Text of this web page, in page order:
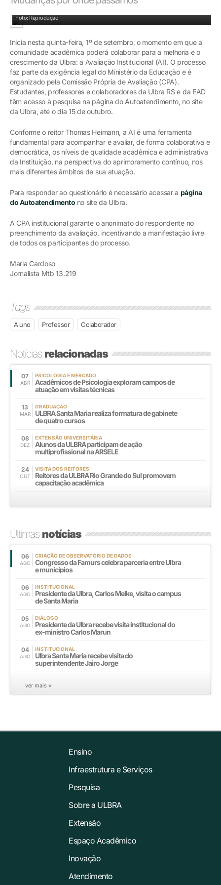
Foto: Reprodução
Inicia nesta quinta-feira, 1º de setembro, o momento em que a
comunidade acadêmica poderá colaborar para a melhoria e o
crescimento da Ulbra: a Avaliação Institucional (AI). O processo
faz parte da exigência legal do Ministério da Educação e é
organizado pela Comissão Própria de Avaliação (CPA).
Estudantes, professores e colaboradores da Ulbra RS e da EAD
têm acesso à pesquisa na página do Autoatendimento, no site
da Ulbra, até o dia 15 de outubro.
Conforme o reitor Thomas Heimann, a AI é uma ferramenta
fundamental para acompanhar e avaliar, de forma colaborativa e
democrática, os níveis de qualidade acadêmica e administrativa
da Instituição, na perspectiva do aprimoramento contínuo, nos
mais diferentes âmbitos de sua atuação.
Para responder ao questionário é necessário acessar a página
do Autoatendimento no site da Ulbra.
A CPA institucional garante o anonimato do respondente no
preenchimento da avaliação, incentivando a manifestação livre
de todos os participantes do processo.
Marla Cardoso
Jornalista Mtb 13.219
Tags
Aluno Professor Colaborador
Notíciasrelacionadas
07
ABR
PSICOLOGIA E MERCADO
Acadêmicos de Psicologia exploram campos de
atuação em visitas técnicas
13
MAR
GRADUAÇÃO
ULBRA Santa Maria realiza formatura de gabinete
de quatro cursos
08
DEZ
EXTENSÃO UNIVERSITÁRIA
Alunos da ULBRA participam de ação
multiprofissional na ARSELE
24
OUT
VISITA DOS REITORES
Reitores da ULBRA Rio Grande do Sul promovem
capacitação acadêmica
Últimasnotícias
06
AGO
CRIAÇÃO DE OBSERVATÓRIO DE DADOS
Congresso da Famurs celebra parceria entre Ulbra
e municípios
06
AGO
INSTITUCIONAL
Presidente da Ulbra, Carlos Melke, visita o campus
de Santa Maria
05
AGO
DIÁLOGO
Presidente da Ulbra recebe visita institucional do
ex-ministro Carlos Marun
04
AGO
INSTITUCIONAL
Ulbra Santa Maria recebe visita do
superintendente Jairo Jorge
ver mais »
Ensino
Infraestrutura e Serviços
Pesquisa
Sobre a ULBRA
Extensão
Espaço Acadêmico
Inovação
Atendimento